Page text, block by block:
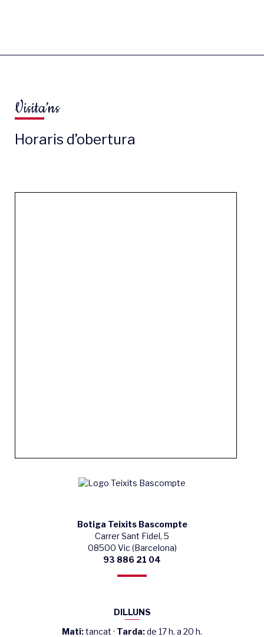
Visita’ns
Horaris d’obertura
Botiga Teixits Bascompte
Carrer Sant Fidel, 5
08500 Vic (Barcelona)
93 886 21 04
DILLUNS
Matí:tancat · Tarda:de 17 h. a 20 h.